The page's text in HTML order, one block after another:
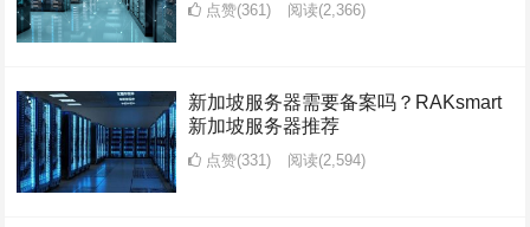
点赞(361) 阅读(2,366)
新加坡服务器需要备案吗？RAKsmart
新加坡服务器推荐
点赞(331) 阅读(2,594)